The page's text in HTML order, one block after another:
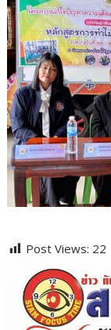
Post Views: 22